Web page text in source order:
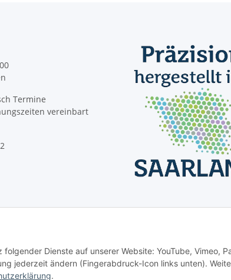
Termine
vereinbart
Dienste auf unserer Website: YouTube, Vimeo,
jederzeit ändern (Fingerabdruck-Icon links unten).
.